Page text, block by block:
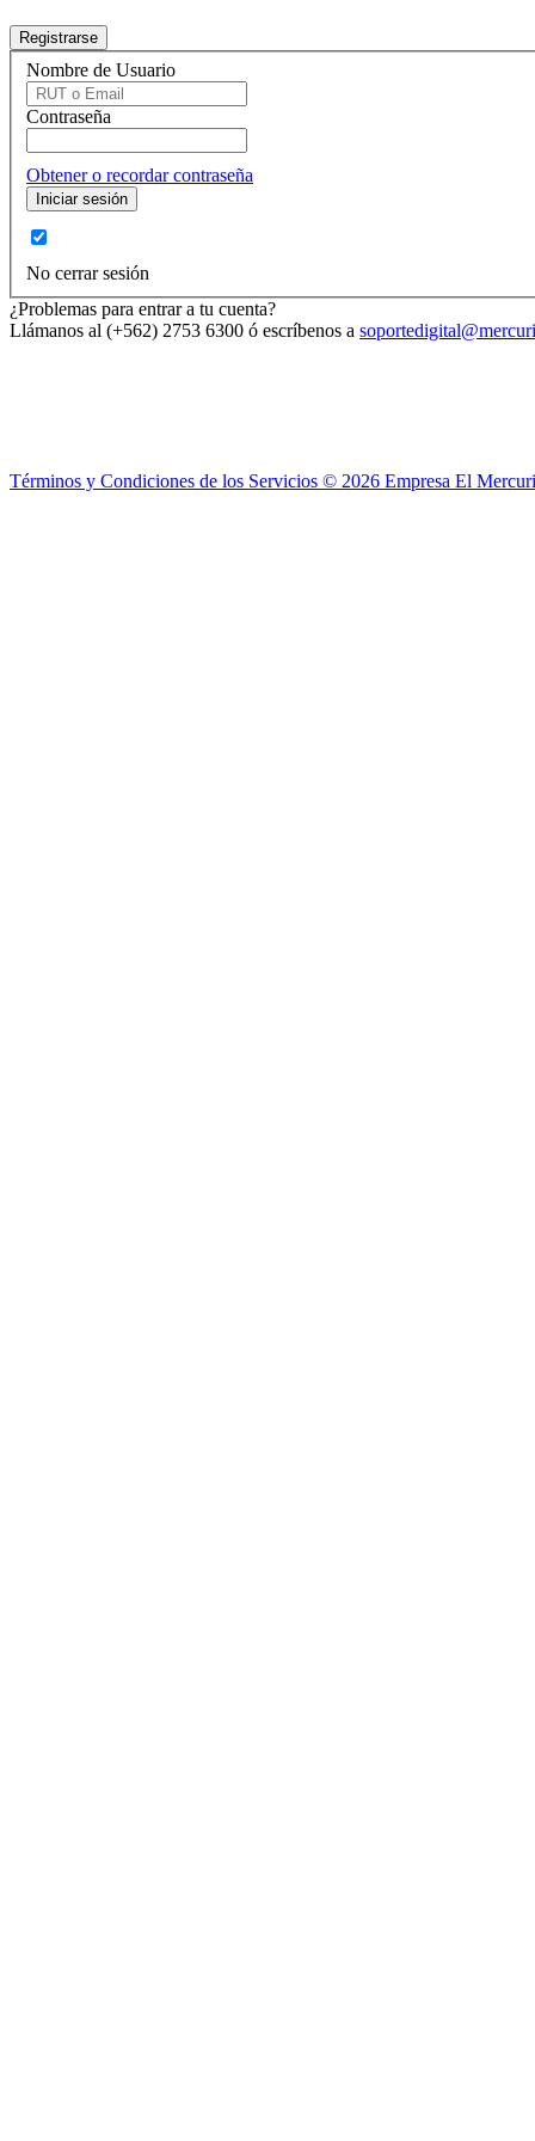
Nombre de Usuario
Contraseña
Obtener o recordar contraseña
No cerrar sesión
¿Problemas para entrar a tu cuenta?
Llámanos al (+562) 2753 6300 ó escríbenos a
Términos y Condiciones de los Servicios © 2026 Empresa El